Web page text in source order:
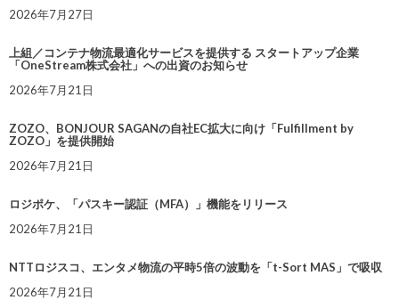
2026年7月27日
上組／コンテナ物流最適化サービスを提供する スタートアップ企業
「OneStream株式会社」への出資のお知らせ
2026年7月21日
ZOZO、BONJOUR SAGANの自社EC拡大に向け「Fulfillment by
ZOZO」を提供開始
2026年7月21日
ロジポケ、「パスキー認証（MFA）」機能をリリース
2026年7月21日
NTTロジスコ、エンタメ物流の平時5倍の波動を「t-Sort MAS」で吸収
2026年7月21日